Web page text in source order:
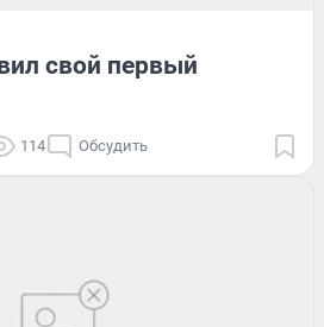
свой первый
114 Обсудить